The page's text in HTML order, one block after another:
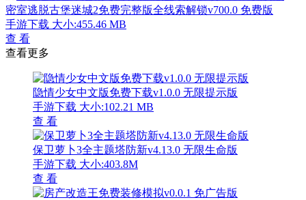
密室逃脱古堡迷城2免费完整版全线索解锁v700.0 免费版
手游下载 大小:455.46 MB
查 看
查看更多
隐情少女中文版免费下载v1.0.0 无限提示版
手游下载 大小:102.21 MB
查 看
保卫萝卜3全主题塔防新v4.13.0 无限生命版
手游下载 大小:403.8M
查 看